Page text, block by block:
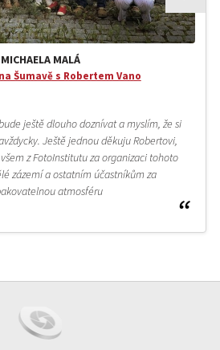
MICHAELA MALÁ
Šumavě s Robertem Vano
ještě dlouho doznívat a myslím, že si
Ještě jednou děkuju Robertovi,
z FotoInstitutu za organizaci tohoto
zázemí a ostatním účastníkům za
atmosféru